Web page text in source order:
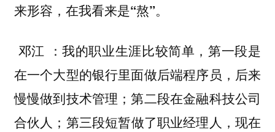
来形容，在我看来是“熬”。
邓江 ：我的职业生涯比较简单，第一段是
在一个大型的银行里面做后端程序员，后来
慢慢做到技术管理；第二段在金融科技公司
合伙人；第三段短暂做了职业经理人，现在